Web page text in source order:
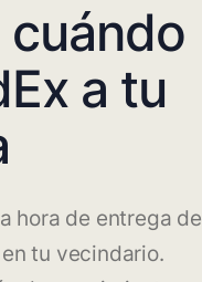
a tu
hora de entrega de
tu vecindario.